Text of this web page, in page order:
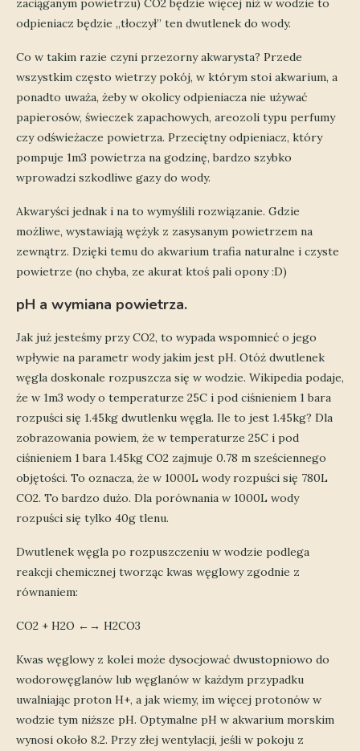
zaciąganym powietrzu) CO2 będzie więcej niż w wodzie to
odpieniacz będzie „tłoczył” ten dwutlenek do wody.
Co w takim razie czyni przezorny akwarysta? Przede
wszystkim często wietrzy pokój, w którym stoi akwarium, a
ponadto uważa, żeby w okolicy odpieniacza nie używać
papierosów, świeczek zapachowych, areozoli typu perfumy
czy odświeżacze powietrza. Przeciętny odpieniacz, który
pompuje 1m3 powietrza na godzinę, bardzo szybko
wprowadzi szkodliwe gazy do wody.
Akwaryści jednak i na to wymyślili rozwiązanie. Gdzie
możliwe, wystawiają wężyk z zasysanym powietrzem na
zewnątrz. Dzięki temu do akwarium trafia naturalne i czyste
powietrze (no chyba, ze akurat ktoś pali opony :D)
pH a wymiana powietrza.
Jak już jesteśmy przy CO2, to wypada wspomnieć o jego
wpływie na parametr wody jakim jest pH. Otóż dwutlenek
węgla doskonale rozpuszcza się w wodzie. Wikipedia podaje,
że w 1m3 wody o temperaturze 25C i pod ciśnieniem 1 bara
rozpuści się 1.45kg dwutlenku węgla. Ile to jest 1.45kg? Dla
zobrazowania powiem, że w temperaturze 25C i pod
ciśnieniem 1 bara 1.45kg CO2 zajmuje 0.78 m sześciennego
objętości. To oznacza, że w 1000L wody rozpuści się 780L
CO2. To bardzo dużo. Dla porównania w 1000L wody
rozpuści się tylko 40g tlenu.
Dwutlenek węgla po rozpuszczeniu w wodzie podlega
reakcji chemicznej tworząc kwas węglowy zgodnie z
równaniem:
CO2 + H2O ←→ H2CO3
Kwas węglowy z kolei może dysocjować dwustopniowo do
wodorowęglanów lub węglanów w każdym przypadku
uwalniając proton H+, a jak wiemy, im więcej protonów w
wodzie tym niższe pH. Optymalne pH w akwarium morskim
wynosi około 8.2. Przy złej wentylacji, jeśli w pokoju z